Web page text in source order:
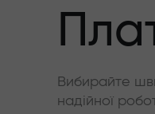
Вибирайте
надійної